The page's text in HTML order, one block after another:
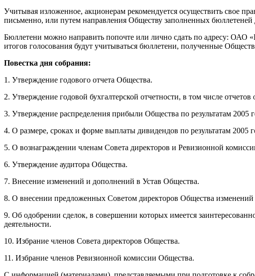
Учитывая изложенное, акционерам рекомендуется осуществить свое
письменно, или путем направления Обществу заполненных бюллетеней
Бюллетени можно направить попочте или лично сдать по адресу: ОАО
итогов голосования будут учитываться бюллетени, полученные
Повестка дня собрания:
1. Утверждение годового отчета Общества.
2. Утверждение годовой бухгалтерской отчетности, в том числе
3. Утверждение распределения прибыли Общества по результатам 2005
4. О размере, сроках и форме выплаты дивидендов по результатам 2005
5. О вознаграждении членам Совета директоров и Ревизионной
6. Утверждение аудитора Общества.
7. Внесение изменений и дополнений в Устав Общества.
8. О внесении предложенных Советом директоров Общества
9. Об одобрении сделок, в совершении которых имеется
деятельности.
10. Избрание членов Совета директоров Общества.
11. Избрание членов Ревизионной комиссии Общества.